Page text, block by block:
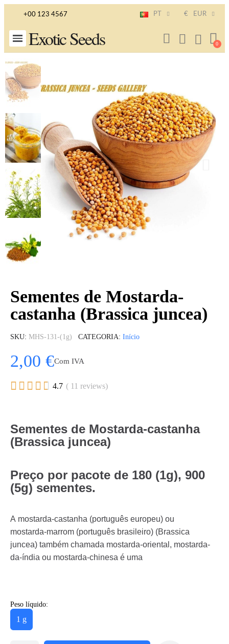
+00 123 4567 PT € EUR
Exotic Seeds
Sementes de Mostarda-
castanha (Brassica juncea)
SKU MHS-131-(1g) CATEGORIA Início
2,00 €Com IVA
     4.7 ( 11 reviews)
Sementes de Mostarda-castanha
(Brassica juncea)
Preço por pacote de 180 (1g), 900
(5g) sementes.
A mostarda-castanha (português europeu) ou
mostarda-marrom (português brasileiro) (Brassica
juncea) também chamada mostarda-oriental, mostarda-
da-índia ou mostarda-chinesa é uma
Peso líquido:
1 g